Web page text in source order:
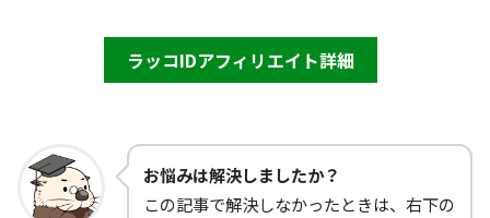
ラッコIDアフィリエイト詳細
お悩みは解決しましたか？
この記事で解決しなかったときは、右下の